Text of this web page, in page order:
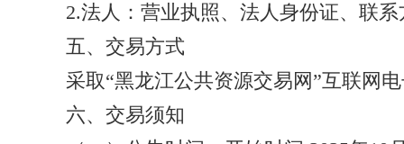
2.法人：营业执照、法人身份证、联
五、交易方式
采取“黑龙江公共资源交易网”互联网
六、交易须知